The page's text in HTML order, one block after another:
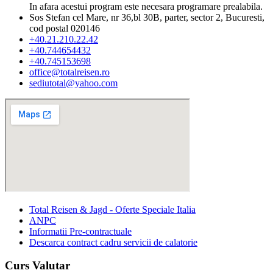
In afara acestui program este necesara programare prealabila.
Sos Stefan cel Mare, nr 36,bl 30B, parter, sector 2, Bucuresti,
cod postal 020146
+40.21.210.22.42
+40.744654432
+40.745153698
office@totalreisen.ro
sediutotal@yahoo.com
Total Reisen & Jagd - Oferte Speciale Italia
ANPC
Informatii Pre-contractuale
Descarca contract cadru servicii de calatorie
Curs Valutar